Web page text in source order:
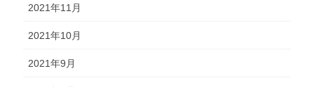
2021年11月
2021年10月
2021年9月